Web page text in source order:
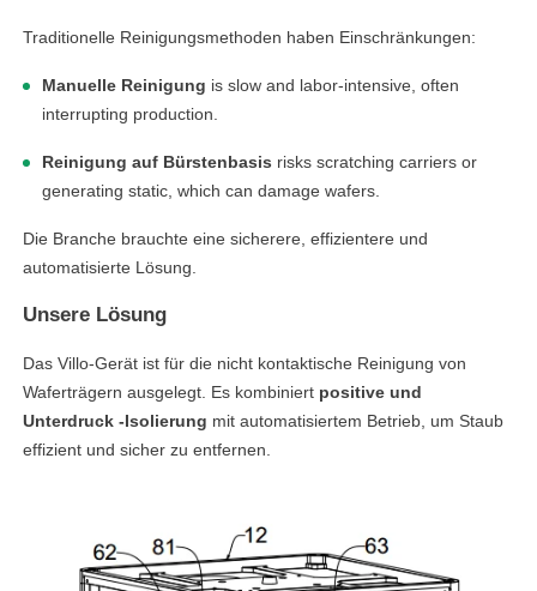
Traditionelle Reinigungsmethoden haben Einschränkungen:
Manuelle Reinigung is slow and labor-intensive, often
interrupting production.
Reinigung auf Bürstenbasis risks scratching carriers or
generating static, which can damage wafers.
Die Branche brauchte eine sicherere, effizientere und
automatisierte Lösung.
Unsere Lösung
Das Villo-Gerät ist für die nicht kontaktische Reinigung von
Waferträgern ausgelegt. Es kombiniert positive und
Unterdruck -Isolierung mit automatisiertem Betrieb, um Staub
effizient und sicher zu entfernen.